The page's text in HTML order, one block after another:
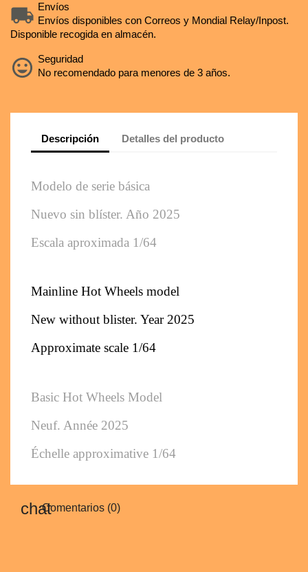
Envíos
Envíos disponibles con Correos y Mondial Relay/Inpost.
Disponible recogida en almacén.
Seguridad
No recomendado para menores de 3 años.
Descripción Detalles del producto
Modelo de serie básica
Nuevo sin blíster. Año 2025
Escala aproximada 1/64
Mainline Hot Wheels model
New without blister. Year 2025
Approximate scale 1/64
Basic Hot Wheels Model
Neuf. Année 2025
Échelle approximative 1/64
Comentarios (0)